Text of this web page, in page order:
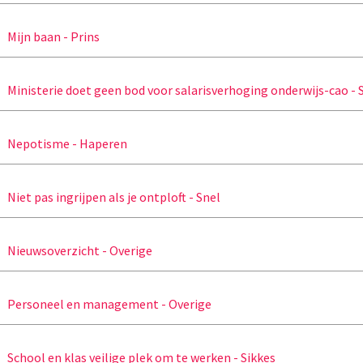
Mijn baan - Prins
Ministerie doet geen bod voor salarisverhoging onderwijs-cao -
Nepotisme - Haperen
Niet pas ingrijpen als je ontploft - Snel
Nieuwsoverzicht - Overige
Personeel en management - Overige
School en klas veilige plek om te werken - Sikkes